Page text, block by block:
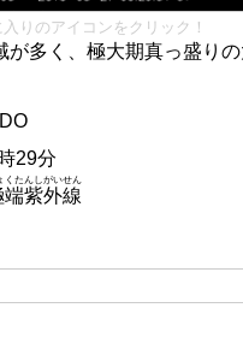
りのアイコンをクリック！
が多く、極大期真っ盛り
29分
端紫外線
くたんしがいせん